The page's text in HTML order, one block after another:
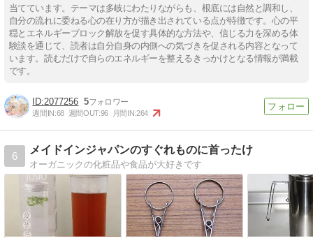
当てています。テーマは多岐にわたりながらも、根底には自然と調和し、
自分の流れに委ねる心の在り方が描き出されている点が特徴です。心の平
穏とエネルギーブロック解放を促す具体的な方法や、信じる力を深める体
験談を通じて、読者は自分自身の内側への気づきを促される内容となって
います。読むだけで自らのエネルギーを整えるきっかけとなる情報が満載
です。
2077256 5
週間IN:68 週間OUT:96 月間IN:264
6
メイドインジャパンのすぐれものに首ったけ
オーガニックの化粧品や食品が大好きです